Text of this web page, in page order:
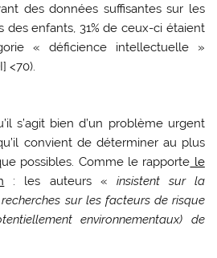
des données suffisantes sur les
enfants, 31% de ceux-ci étaient
« déficience intellectuelle »
<70).
s’agit bien d’un problème urgent
convient de déterminer au plus
possibles. Comme le rapporte le
: les auteurs « insistent sur la
sur les facteurs de risque
environnementaux) de